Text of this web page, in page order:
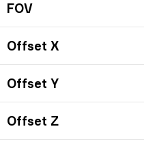
FOV
Offset X
Offset Y
Offset Z